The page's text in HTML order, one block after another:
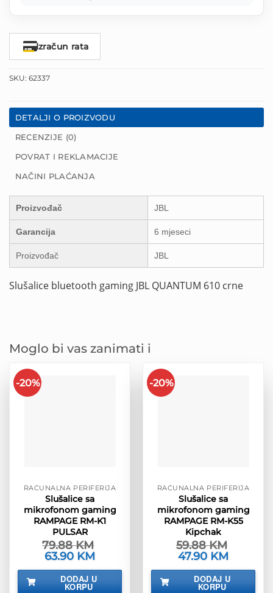
Izračun rata
SKU: 62337
DETALJI O PROIZVODU
RECENZIJE (0)
POVRAT I REKLAMACIJE
NAČINI PLAĆANJA
Proizvođač JBL
Garancija 6 mjeseci
Proizvođač JBL
Slušalice bluetooth gaming JBL QUANTUM 610 crne
Moglo bi vas zanimati i
-20%
RAČUNALNA PERIFERIJA
Slušalice sa
mikrofonom gaming
RAMPAGE RM-K1
PULSAR
79.88KM
Izvorna
cijena
bila
79.88 KM.
63.90 KM
je:
63.90 KM.
DODAJ U
KORPU
-20%
RAČUNALNA PERIFERIJA
Slušalice sa
mikrofonom gaming
RAMPAGE RM-K55
Kipchak
59.88KM
Izvorna
cijena
bila
59.88 KM.
47.90 KM
je:
47.90 KM.
DODAJ U
KORPU